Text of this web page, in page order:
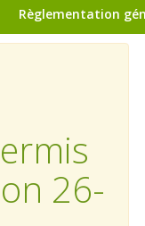
Règlementation
26-